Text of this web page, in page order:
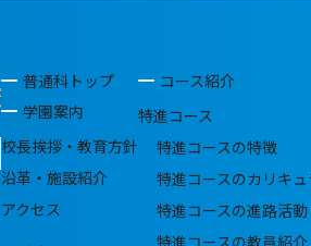
普通科トップ
学園案内
校長挨拶・教育方針
沿革・施設紹介
アクセス
コース紹介
特進コース
特進コースの特徴
特進コースのカリキ
特進コースの進路活動
特進コースの教員紹介